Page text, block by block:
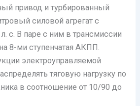
привод и турбированный
силовой агрегат с
с. В паре с ним в трансмиссии
8-ми ступенчатая АКПП.
электроуправляемой
тяговую нагрузку по
в соотношение от 10/90 до